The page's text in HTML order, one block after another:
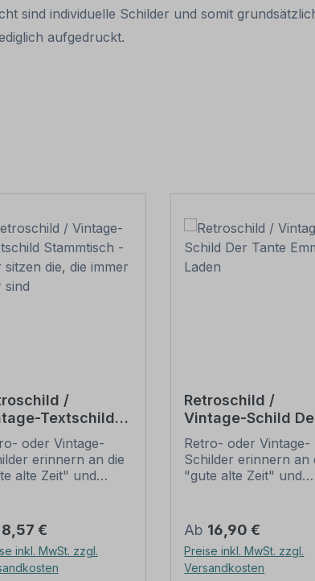
sind individuelle Schilder und somit
aufgedruckt.
/
Textschild
- hier
die, die immer
sind
oder Vintage-
erinnern an die
alte Zeit" und
Beliebheit. Sind
Schilder im Original
und häufig
horrenden Preise
Preis:
8,57 €
inkl. MwSt. zzgl.
Retroschild /
Vintage-Schild
Tante Emma Laden
Retro- oder Vintage-
Schilder erinnern an
"gute alte Zeit" und
großer Beliebheit. Sind
diese Schilder im
nur schwer und
nur zu horrenden
Regulärer Preis:
Ab 16,90 €
Preise inkl. MwSt. zzgl.
Versandkosten